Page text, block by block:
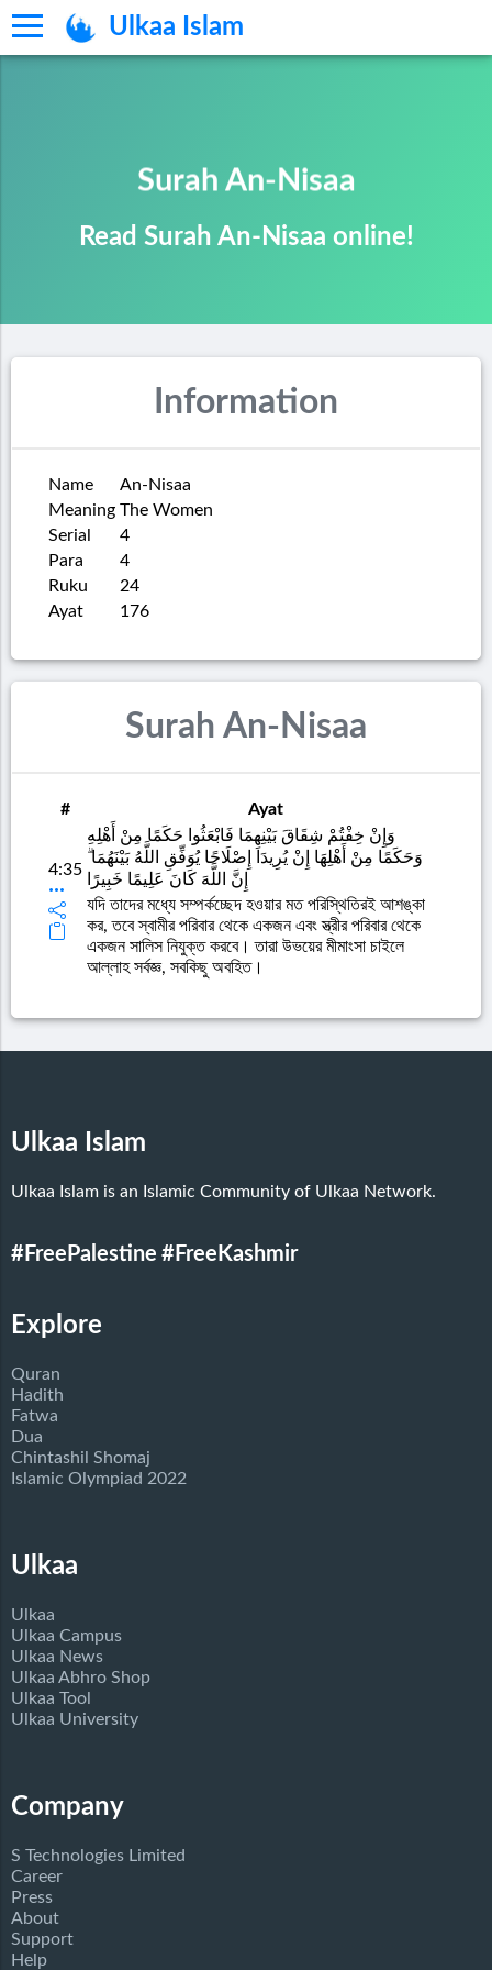
Ulkaa Islam
Surah An-Nisaa
Read Surah An-Nisaa online!
Information
Name
An-Nisaa
Meaning The Women
Serial
4
Para
4
Ruku
24
Ayat
176
Surah An-Nisaa
# Ayat
4:35
وَإِنْ خِفْتُمْ شِقَاقَ بَيْنِهِمَا فَابْعَثُوا حَكَمًا مِنْ أَهْلِهِ
وَحَكَمًا مِنْ أَهْلِهَا إِنْ يُرِيدَا إِصْلَاحًا يُوَفِّقِ اللَّهُ بَيْنَهُمَا ۗ
إِنَّ اللَّهَ كَانَ عَلِيمًا خَبِيرًا
যদি তাদের মধ্যে সম্পর্কচ্ছেদ হওয়ার মত পরিস্থিতিরই আশঙ্কা
কর, তবে স্বামীর পরিবার থেকে একজন এবং স্ত্রীর পরিবার থেকে
একজন সালিস নিযুক্ত করবে। তারা উভয়ের মীমাংসা চাইলে
আল্লাহ সর্বজ্ঞ, সবকিছু অবহিত।
Ulkaa Islam
Ulkaa Islam is an Islamic Community of Ulkaa Network.
#FreePalestine #FreeKashmir
Explore
Quran
Hadith
Fatwa
Dua
Chintashil Shomaj
Islamic Olympiad 2022
Ulkaa
Ulkaa
Ulkaa Campus
Ulkaa News
Ulkaa Abhro Shop
Ulkaa Tool
Ulkaa University
Company
S Technologies Limited
Career
Press
About
Support
Help